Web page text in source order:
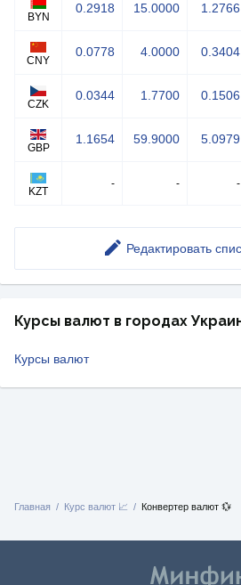
BYN
0.2918 15.0000 1.2766
CNY
0.0778 4.0000 0.3404
CZK
0.0344 1.7700 0.1506
GBP
1.1654 59.9000 5.0979
KZT
- - -
Редактировать
Курсы валют в городах
Курсы валют
Главная Курс валют 📈 Конвертер валют 💱